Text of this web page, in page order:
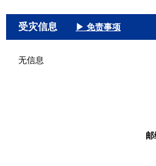
受灾信息 ▶ 免责事项
无信息